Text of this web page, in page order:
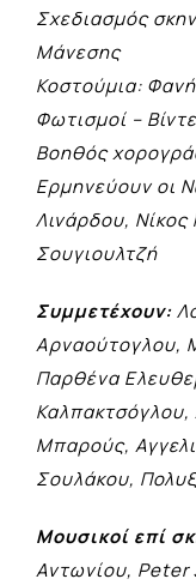
Σχεδιασμός
Μάνεσης
Κοστούμια:
Φωτισμοί –
Βοηθός
Ερμηνεύουν οι
Λινάρδου, Νίκος
Σουγιουλτζή
Συμμετέχουν:
Αρναούτογλου,
Παρθένα
Καλπακτσόγλου,
Μπαρούς,
Σουλάκου,
Μουσικοί επί
Αντωνίου, Peter